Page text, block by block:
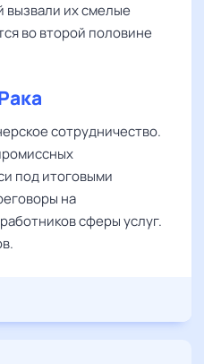
вызвали их смелые
во второй половине
сотрудничество.
под итоговыми
на
сферы услуг.